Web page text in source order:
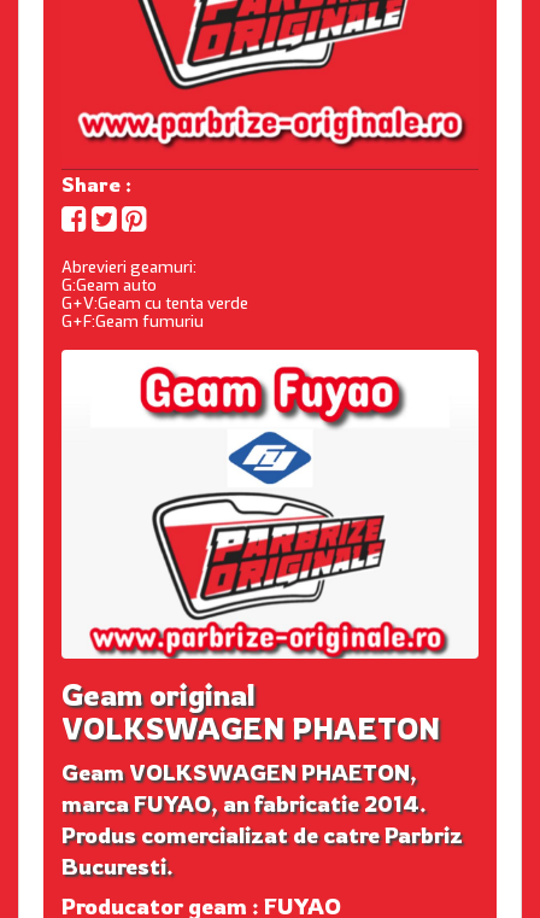
Share :
Abrevieri geamuri:
G:Geam auto
G+V:Geam cu tenta verde
G+F:Geam fumuriu
Geam original
VOLKSWAGEN PHAETON
Geam VOLKSWAGEN PHAETON,
marca FUYAO, an fabricatie 2014.
Produs comercializat de catre Parbriz
Bucuresti.
Producator geam : FUYAO